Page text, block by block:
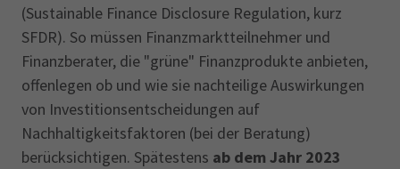
(Sustainable Finance Disclosure Regulation, kurz
SFDR). So müssen Finanzmarktteilnehmer und
Finanzberater, die "grüne" Finanzprodukte anbieten,
offenlegen ob und wie sie nachteilige Auswirkungen
von Investitionsentscheidungen auf
Nachhaltigkeitsfaktoren (bei der Beratung)
berücksichtigen. Spätestens ab dem Jahr 2023